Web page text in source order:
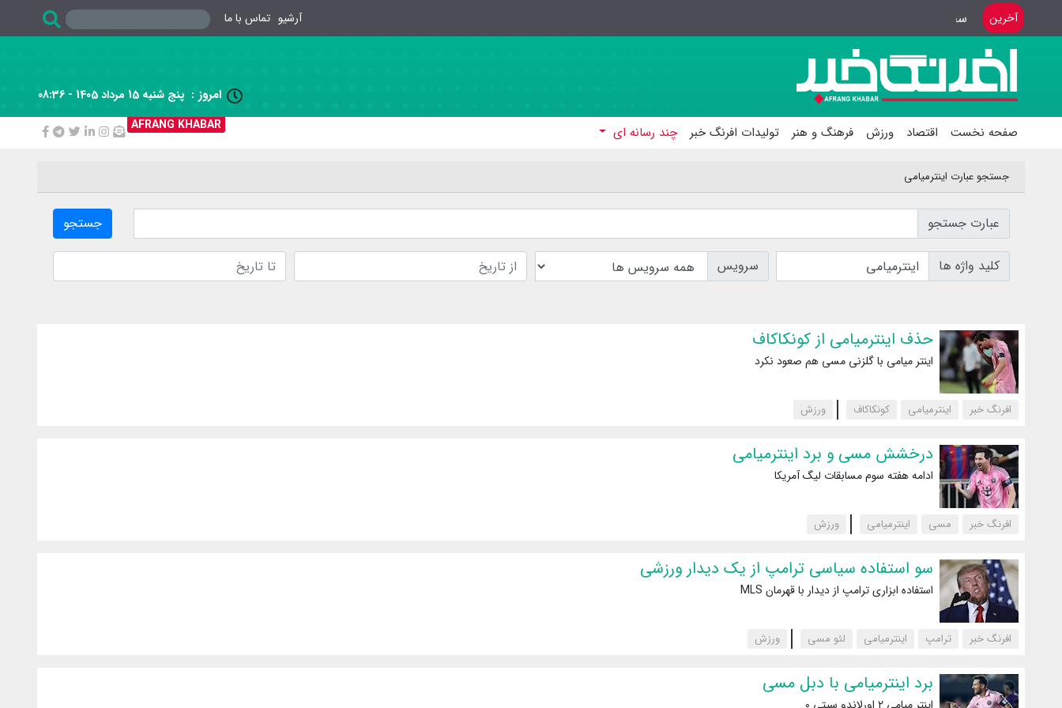
آخرین سفر وزیر ورزش به باکوی آذربایجان آرشیو تماس با ما
 امروز : پنج شنبه 15 مرداد 1405 - 08:36
AFRANG KHABAR
صفحه نخست اقتصاد ورزش فرهنگ و هنر تولیدات افرنگ خبر چند رسانه ای
جستجو عبارت اینترمیامی
عبارت جستجو جستجو
کلید واژه ها سرویس
حذف اینترمیامی از کونکاکاف
اینتر میامی با گلزنی مسی هم صعود نکرد
افرنگ خبر اینترمیامی کونکاکاف ‌ورزش
درخشش مسی و برد اینترمیامی
ادامه هفته سوم مسابقات لیگ آمریکا
افرنگ خبر مسی اینترمیامی ‌ورزش
سو استفاده سیاسی ترامپ از یک دیدار ورزشی
استفاده ابزاری ترامپ از دیدار با قهرمان MLS
افرنگ خبر ترامپ اینترمیامی لئو مسی ‌ورزش
برد اینترمیامی با دبل مسی